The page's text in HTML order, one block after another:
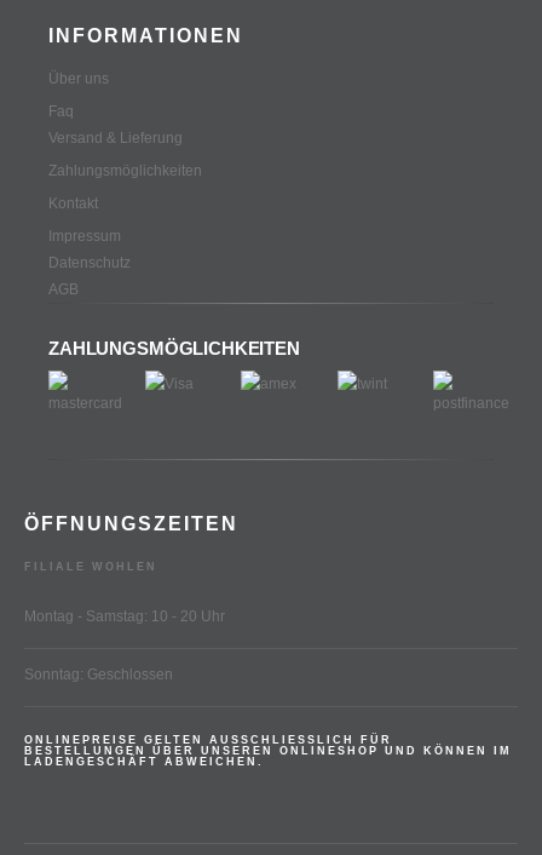
INFORMATIONEN
Über uns
Faq
Versand & Lieferung
Zahlungsmöglichkeiten
Kontakt
Impressum
Datenschutz
AGB
ZAHLUNGSMÖGLICHKEITEN
ÖFFNUNGSZEITEN
FILIALE WOHLEN
Montag - Samstag: 10 - 20 Uhr
Sonntag: Geschlossen
ONLINEPREISE GELTEN AUSSCHLIESSLICH FÜR
BESTELLUNGEN ÜBER UNSEREN ONLINESHOP UND KÖNNEN IM
LADENGESCHÄFT ABWEICHEN.